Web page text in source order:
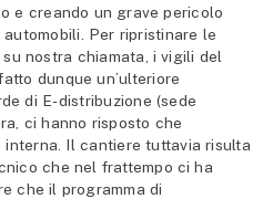
e creando un grave pericolo
Per ripristinare le
nostra chiamata, i vigili del
dunque un’ulteriore
di E-distribuzione (sede
ci hanno risposto che
interna. Il cantiere tuttavia risulta
che nel frattempo ci ha
che il programma di